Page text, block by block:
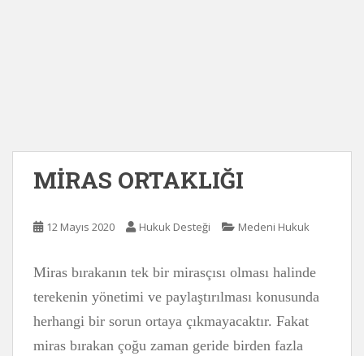
MİRAS ORTAKLIĞI
12 Mayıs 2020 Hukuk Desteği Medeni Hukuk
Miras bırakanın tek bir mirasçısı olması halinde
terekenin yönetimi ve paylaştırılması konusunda
herhangi bir sorun ortaya çıkmayacaktır. Fakat
miras bırakan çoğu zaman geride birden fazla